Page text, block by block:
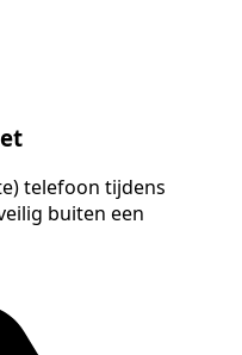
telefoon tijdens
buiten een